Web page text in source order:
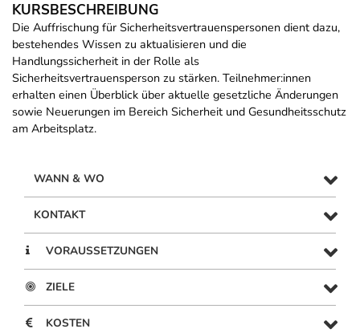
KURSBESCHREIBUNG
Die Auffrischung für Sicherheitsvertrauenspersonen dient dazu,
bestehendes Wissen zu aktualisieren und die
Handlungssicherheit in der Rolle als
Sicherheitsvertrauensperson zu stärken. Teilnehmer:innen
erhalten einen Überblick über aktuelle gesetzliche Änderungen
sowie Neuerungen im Bereich Sicherheit und Gesundheitsschutz
am Arbeitsplatz.
WANN & WO
KONTAKT
VORAUSSETZUNGEN
ZIELE
KOSTEN